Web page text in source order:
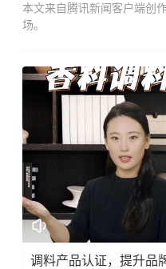
本文来自腾讯新闻客户端创
场。
调料产品认证，提升品